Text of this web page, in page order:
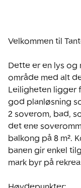
Velkommen til
Dette er en lys og
område med alt
Leiligheten ligger
god planløsning
2 soverom, bad,
det ene
balkong på 8 m².
banen gir enkel
mark byr på